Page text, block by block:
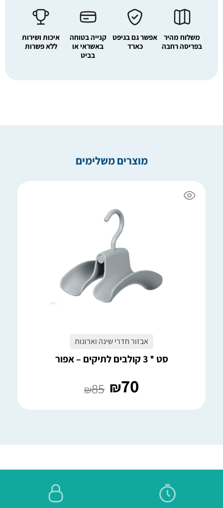
משלוח מהיר
בפריסה רחבה
אפשר גם בגיפט
כארד
קנייה בטוחה
באשראי או
בביט
איכות ושירות
ללא פשרות
מוצרים משלימים
אבזור חדרי שינה וארונות
סט * 3 קולבים לתיקים – אפור
₪70
₪85